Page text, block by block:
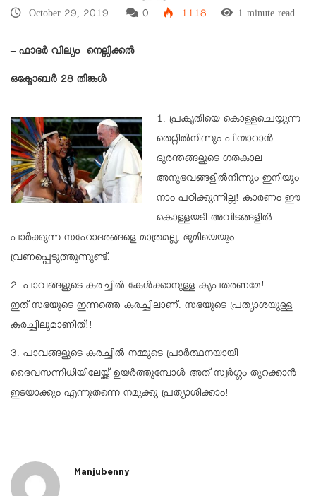
October 29, 2019
0 1118 1 minute read
– ഫാദര്‍ വില്യം നെല്ലിക്കല്‍
ഒക്ടോബര്‍ 28 തിങ്കള്‍
1. പ്രകൃതിയെ കൊള്ളചെയ്യുന്ന
തെറ്റില്‍നിന്നും പിന്മാറാന്‍
ദുരന്തങ്ങളുടെ ഗതകാല
അനുഭവങ്ങളില്‍നിന്നും ഇനിയും
നാം പഠിക്കുന്നില്ല! കാരണം ഈ
കൊള്ളയടി അവിടങ്ങളില്‍
പാര്‍ക്കുന്ന സഹോദരങ്ങളെ മാത്രമല്ല, ഭൂമിയെയും
വ്രണപ്പെടുത്തുന്നുണ്ട്.
2. പാവങ്ങളുടെ കരച്ചില്‍ കേള്‍ക്കാനുള്ള കൃപതരണമേ!
ഇത് സഭയുടെ ഇന്നത്തെ കരച്ചിലാണ്. സഭയുടെ പ്രത്യാശയുള്ള
കരച്ചിലുമാണിത്!!
3. പാവങ്ങളുടെ കരച്ചില്‍ നമ്മുടെ പ്രാര്‍ത്ഥനയായി
ദൈവസന്നിധിയിലേയ്ക്ക് ഉയര്‍ത്തുമ്പോള്‍ അത് സ്വര്‍ഗ്ഗം തുറക്കാന്‍
ഇടയാക്കും എന്നുതന്നെ നമുക്കു പ്രത്യാശിക്കാം!
Manjubenny